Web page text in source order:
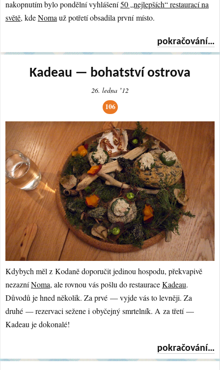
nakopnutím bylo pondělní vyhlášení50 „nejlepších“ restaurací na
světě, kdeNomauž potřetí obsadila první místo.
pokračování…
Kadeau — bohatství ostrova
26. ledna ʼ12
106
Kdybych měl z Kodaně doporučit jedinou hospodu, překvapivě
nezazníNoma, ale rovnou vás pošlu do restauraceKadeau.
Důvodů je hned několik. Za prvé — vyjde vás to levněji. Za
druhé — rezervaci sežene i obyčejný smrtelník. A za třetí —
Kadeau je dokonalé!
pokračování…